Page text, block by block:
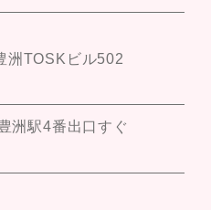
洲TOSKビル502
駅4番出口すぐ